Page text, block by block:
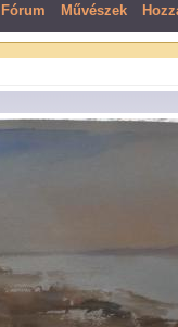
Fórum Művészek